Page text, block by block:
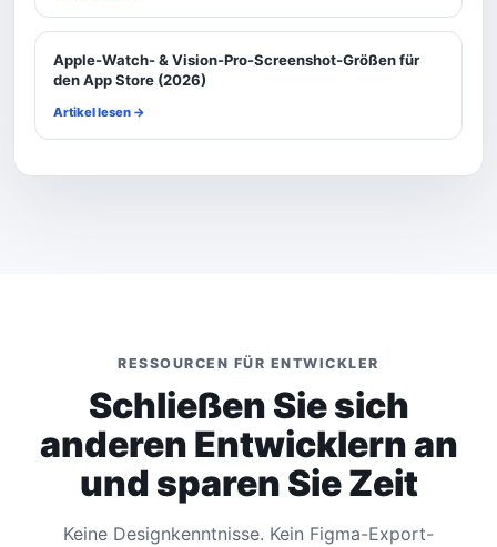
Apple-Watch- & Vision-Pro-Screenshot-Größen für
den App Store (2026)
Artikel lesen →
RESSOURCEN FÜR ENTWICKLER
Schließen Sie sich
anderen Entwicklern an
und sparen Sie Zeit
Keine Designkenntnisse. Kein Figma-Export-